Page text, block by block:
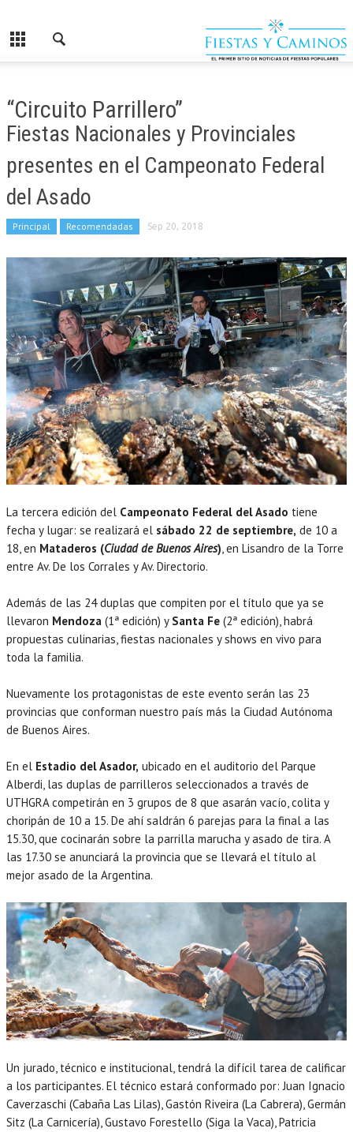
“Circuito Parrillero”
Fiestas Nacionales y Provinciales
presentes en el Campeonato Federal
del Asado
Principal Recomendadas Sep 20, 2018
La tercera edición del Campeonato Federal del Asado tiene
fecha y lugar: se realizará el sábado 22 de septiembre, de 10 a
18, en Mataderos (Ciudad de Buenos Aires) , en Lisandro de la Torre
entre Av. De los Corrales y Av. Directorio.
Además de las 24 duplas que compiten por el título que ya se
llevaron Mendoza (1ª edición) y Santa Fe (2ª edición), habrá
propuestas culinarias, fiestas nacionales y shows en vivo para
toda la familia.
Nuevamente los protagonistas de este evento serán las 23
provincias que conforman nuestro país más la Ciudad Autónoma
de Buenos Aires.
En el Estadio del Asador, ubicado en el auditorio del Parque
Alberdi, las duplas de parrilleros seleccionados a través de
UTHGRA competirán en 3 grupos de 8 que asarán vacío, colita y
choripán de 10 a 15. De ahí saldrán 6 parejas para la final a las
15.30, que cocinarán sobre la parrilla marucha y asado de tira. A
las 17.30 se anunciará la provincia que se llevará el título al
mejor asado de la Argentina.
Un jurado, técnico e institucional, tendrá la difícil tarea de calificar
a los participantes. El técnico estará conformado por: Juan Ignacio
Caverzaschi (Cabaña Las Lilas), Gastón Riveira (La Cabrera), Germán
Sitz (La Carnicería), Gustavo Forestello (Siga la Vaca), Patricia